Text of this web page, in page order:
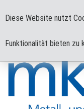
Diese Website nutzt
Funktionalität bieten zu
mkt - Ihr Partner für